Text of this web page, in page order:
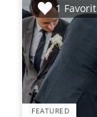
1 Favorit
FEATURED